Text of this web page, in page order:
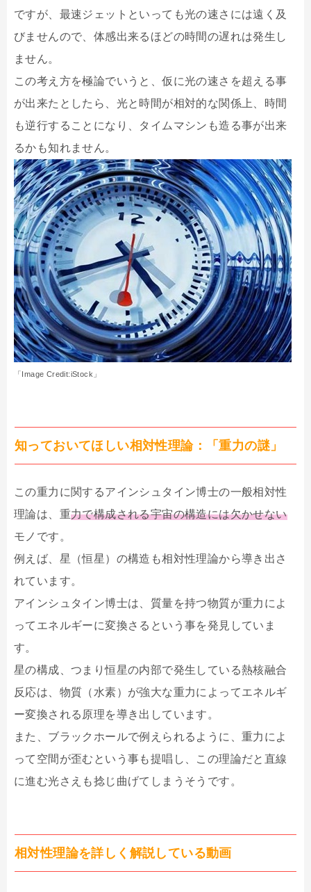
ですが、最速ジェットといっても光の速さには遠く及
びませんので、体感出来るほどの時間の遅れは発生し
ません。
この考え方を極論でいうと、仮に光の速さを超える事
が出来たとしたら、光と時間が相対的な関係上、時間
も逆行することになり、タイムマシンも造る事が出来
るかも知れません。
「Image Credit:iStock」
知っておいてほしい相対性理論：「重力の謎」
この重力に関するアインシュタイン博士の一般相対性
理論は、重力で構成される宇宙の構造には欠かせない
モノです。
例えば、星（恒星）の構造も相対性理論から導き出さ
れています。
アインシュタイン博士は、質量を持つ物質が重力によ
ってエネルギーに変換さるという事を発見していま
す。
星の構成、つまり恒星の内部で発生している熱核融合
反応は、物質（水素）が強大な重力によってエネルギ
ー変換される原理を導き出しています。
また、ブラックホールで例えられるように、重力によ
って空間が歪むという事も提唱し、この理論だと直線
に進む光さえも捻じ曲げてしまうそうです。
相対性理論を詳しく解説している動画